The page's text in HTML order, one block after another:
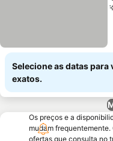
Selecione as datas para
exatos.
Os preços e a
mudam
ofertas que consulta no